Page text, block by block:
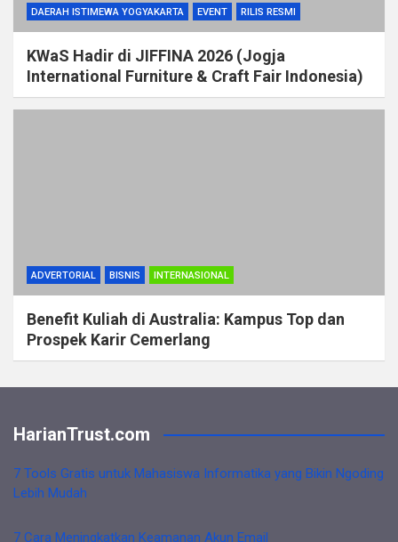
DAERAH ISTIMEWA YOGYAKARTA EVENT RILIS RESMI
KWaS Hadir di JIFFINA 2026 (Jogja
International Furniture & Craft Fair Indonesia)
ADVERTORIAL BISNIS INTERNASIONAL
Benefit Kuliah di Australia: Kampus Top dan
Prospek Karir Cemerlang
HarianTrust.com
7 Tools Gratis untuk Mahasiswa Informatika yang Bikin Ngoding
Lebih Mudah
7 Cara Meningkatkan Keamanan Akun Email